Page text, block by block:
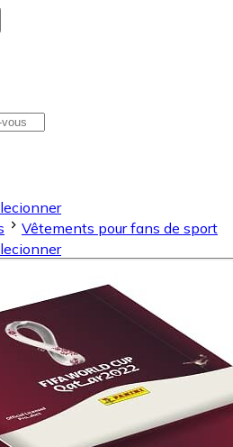
Vêtements pour fans de sport